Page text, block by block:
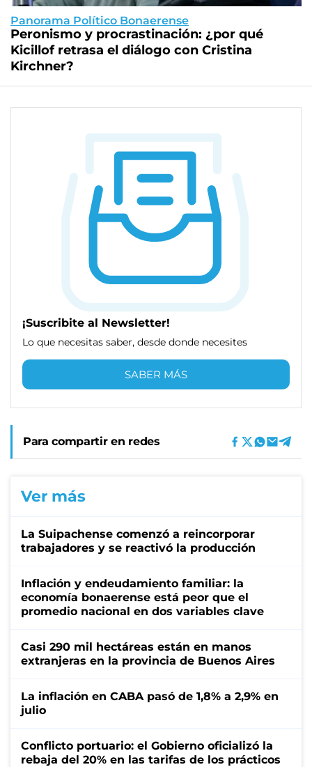
Panorama Político Bonaerense
Peronismo y procrastinación: ¿por qué
Kicillof retrasa el diálogo con Cristina
Kirchner?
¡Suscribite al Newsletter!
Lo que necesitas saber, desde donde necesites
SABER MÁS
Para compartir en redes
Ver más
La Suipachense comenzó a reincorporar
trabajadores y se reactivó la producción
Inflación y endeudamiento familiar: la
economía bonaerense está peor que el
promedio nacional en dos variables clave
Casi 290 mil hectáreas están en manos
extranjeras en la provincia de Buenos Aires
La inflación en CABA pasó de 1,8% a 2,9% en
julio
Conflicto portuario: el Gobierno oficializó la
rebaja del 20% en las tarifas de los prácticos